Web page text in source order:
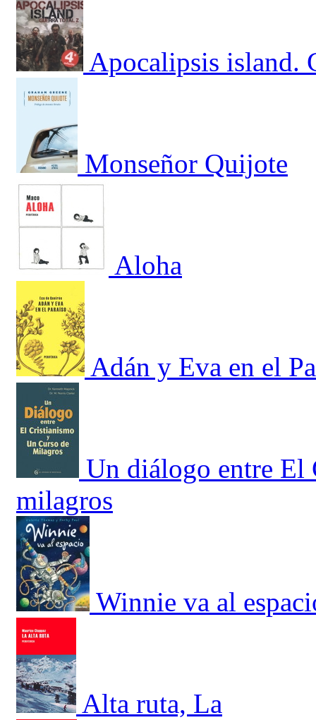
Apocalipsis island.
Monseñor Quijote
Aloha
Adán y Eva en el
Un diálogo entre El
milagros
Winnie va al
Alta ruta, La